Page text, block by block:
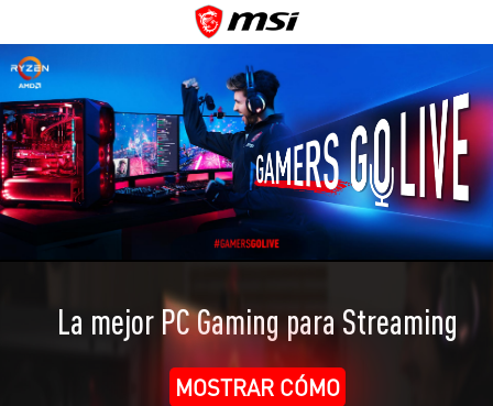
La mejor PC Gaming para Streaming
MOSTRAR CÓMO